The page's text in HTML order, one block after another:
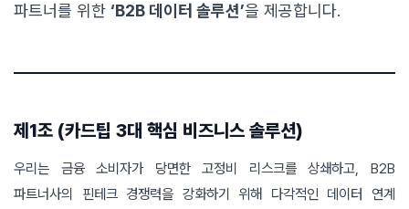
파트너를 위한 ‘B2B 데이터 솔루션’을 제공합니다.
제1조 (카드팁 3대 핵심 비즈니스 솔루션)
우리는 금융 소비자가 당면한 고정비 리스크를 상쇄하고, B2B
파트너사의 핀테크 경쟁력을 강화하기 위해 다각적인 데이터 연계